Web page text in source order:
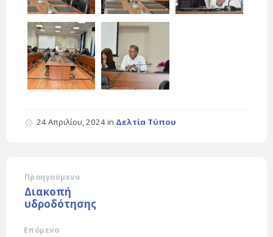
24 Απριλίου, 2024in Δελτία Τύπου
Προηγούμενο
Διακοπή
υδροδότησης
Επόμενο